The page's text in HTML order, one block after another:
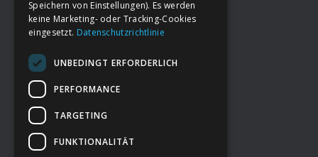
FooterDeine Spende
→ Impressum
→Kontakt zum PAO Team
Speichern von Einstellungen). Es werden
keine Marketing- oder Tracking-Cookies
eingesetzt. Datenschutzrichtlinie
UNBEDINGT ERFORDERLICH
PERFORMANCE
TARGETING
FUNKTIONALITÄT